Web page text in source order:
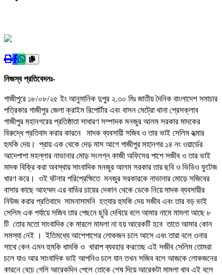
নিজস্ব প্রতিবেদনঃ-
গাজীপুরে ১৮/০৮/২৫ ইং আনুমানিক দুপুর ২.৩০ মিঃ জাতীয় দৈনিক বাংলাদেশ সমাচার
পত্রিকার গাজীপুর জেলা ক্রাইম রিপোর্টার এবং বাসন মেট্রো থানা প্রেসক্লাব
গাজীপুর মহানগরের প্রতিষ্ঠাতা সাধারণ সম্পাদক মনজুর আলম সরকার মাদকের
বিরুদ্ধে প্রতিবাদ করার কারনে মাদক ব্যবসায়ী সজিব ও তার ভাই সেলিম হত্মার
হুমকি দেয়। প্রায় এক থেকে দেড় মাস আগে গাজীপুর মহানগর ১৪ নং ওয়ার্ডের
আদেপাশা মহল্লার নাভানার মোড় সংলগ্ন কাজী অফিসের পাশে সজীব ও তার ভাই
মাদক বিক্রি করা অবস্থায় সাংবাদিক মনজুর আলম সরকার তার ছবি ও ভিডিও ফুটেজ
ধারণ করে। ওই ঘটনার পরিপ্রেক্ষিতে মনজুর সরকারকে নাভানার মোড়ে সজিবের
বাসার কাছে আহম্মদ এর বাডির চায়ের দেকান থেকে ডেকে নিয়ে মাদক ব্যবসায়ীর
নিউজ করার প্রতিবাদে সামনাসামনি হত্যার হুমকি দেয় সজীব এবং তার বড় ভাই
সেলিম এক পর্যায়ে সজিব তার পেছনে ছুরি দেখিয়ে বলে আমার নামে মামলা আছে ৮
টি তোর মতো সাংবাদিক কে মারলে মামলা না হয় আরেকটি হবে তাতে আমার কোন
সমস্যা নেই । ইতিমধ্যে আশেপাশের লোকজন চলে আসে এবং তারা বলে ওনার
সাথে কেন এমন হুমকি ধামকি ও খারাপ ব্যবহার করতেছ এই সজীব সেলিম তোমরা
চলে যাও আর সাংবাদিক ভাই আপনিও চলে যান তখন সজিব বলে আজকে লোকজনের
কারনে বেচে গেলি আরেকদিন পেলে তোকে শেষ দিয়ে আরেকটা মামলা খাব এই বলে